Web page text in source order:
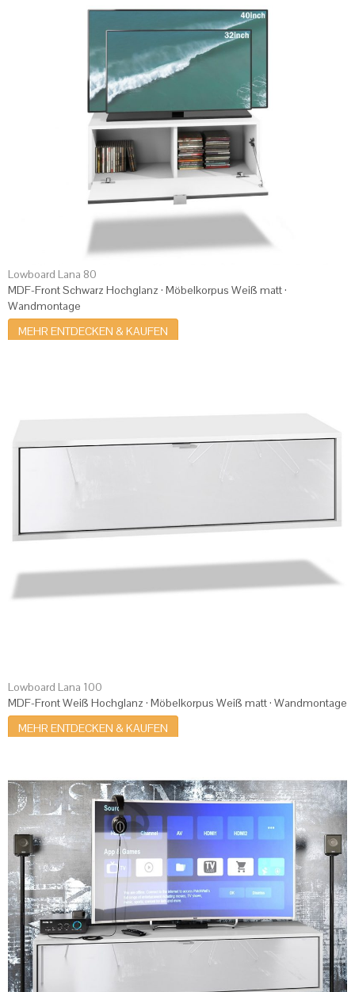
Lowboard Lana 80
MDF-Front Schwarz Hochglanz · Möbelkorpus Weiß matt ·
Wandmontage
MEHR ENTDECKEN & KAUFEN
Lowboard Lana 100
MDF-Front Weiß Hochglanz · Möbelkorpus Weiß matt · Wandmontage
MEHR ENTDECKEN & KAUFEN